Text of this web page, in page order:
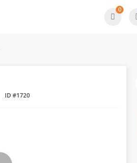
0
ID #1720